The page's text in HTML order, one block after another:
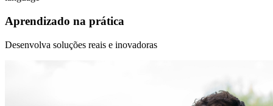
Aprendizado na prática
Desenvolva soluções reais e inovadoras